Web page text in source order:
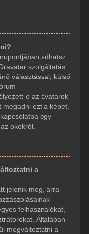
adhatsz
szolgáltatás
választással, külső
e az avatarok
ezt a képet.
egy
okokról.
a
jelenik meg, arra
felhasználókat,
Általában
megváltoztatni a